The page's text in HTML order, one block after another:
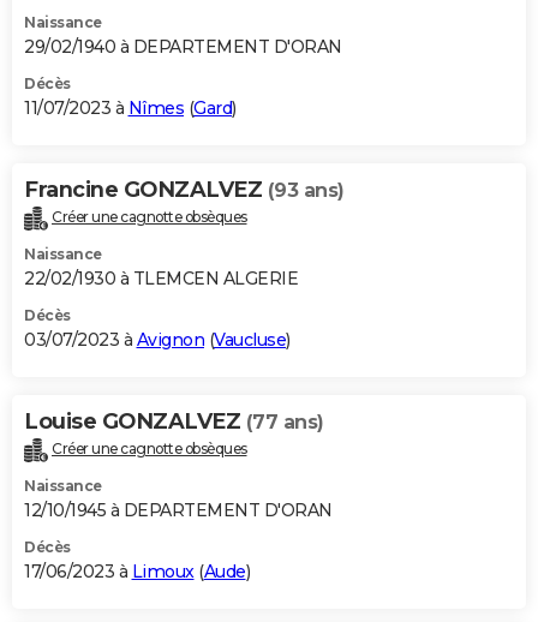
Naissance
29/02/1940 à DEPARTEMENT D'ORAN
Décès
11/07/2023 à Nîmes (Gard)
Francine GONZALVEZ (93 ans)
Créer une cagnotte obsèques
Naissance
22/02/1930 à TLEMCEN ALGERIE
Décès
03/07/2023 à Avignon (Vaucluse)
Louise GONZALVEZ (77 ans)
Créer une cagnotte obsèques
Naissance
12/10/1945 à DEPARTEMENT D'ORAN
Décès
17/06/2023 à Limoux(Aude)